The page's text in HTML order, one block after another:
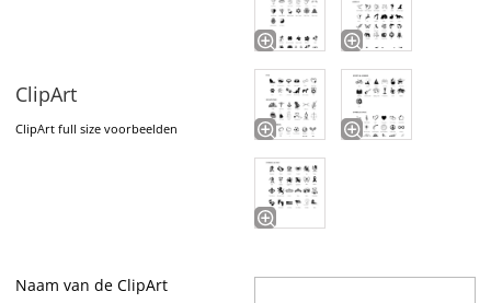
ClipArt
ClipArt full size voorbeelden
Naam van de ClipArt